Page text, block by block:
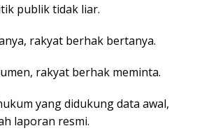
publik tidak liar.
rakyat berhak bertanya.
rakyat berhak meminta.
yang didukung data awal,
laporan resmi.